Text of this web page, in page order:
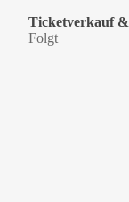
Ticketverkauf
Folgt